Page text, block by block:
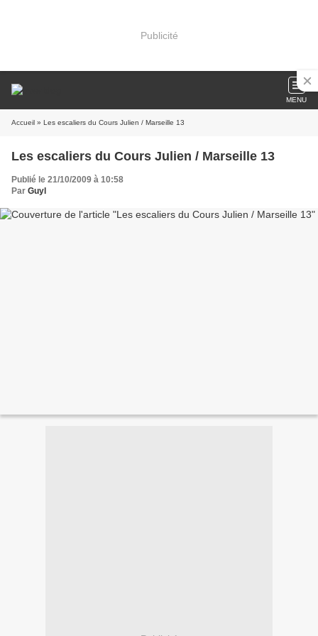
Publicité
MENU
Accueil » Les escaliers du Cours Julien / Marseille 13
Les escaliers du Cours Julien / Marseille 13
Publié le 21/10/2009 à 10:58
Par Guyl